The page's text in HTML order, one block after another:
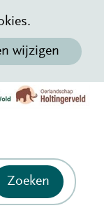
wijzigen
Zoeken